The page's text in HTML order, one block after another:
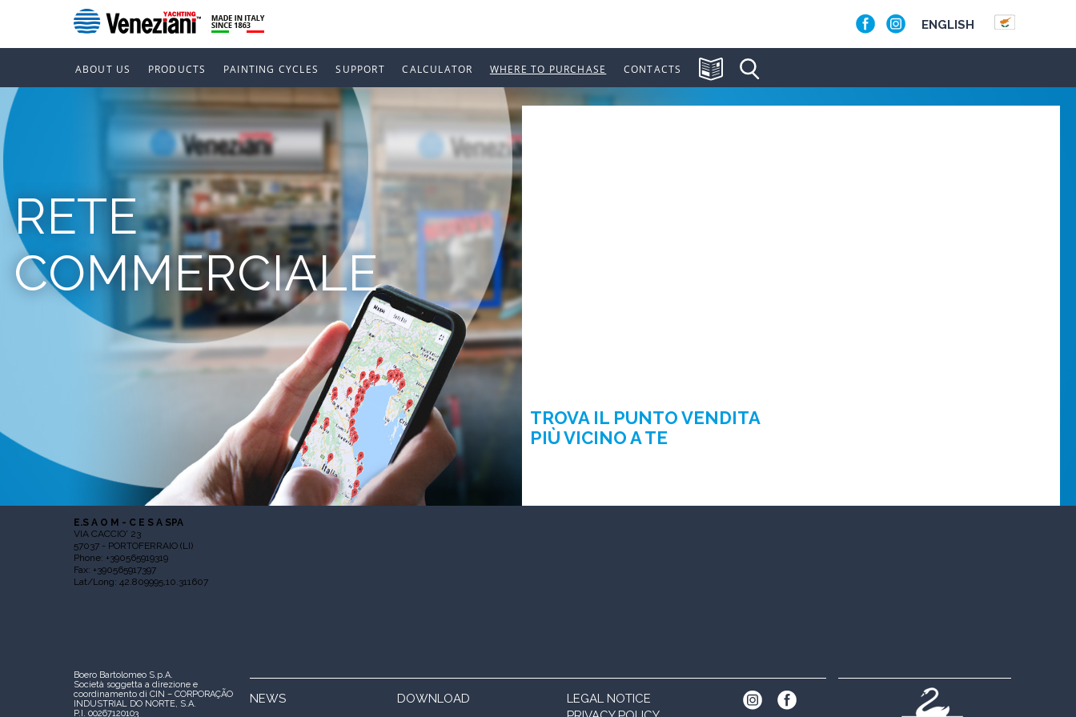
ENGLISH
ABOUT US PRODUCTS PAINTING CYCLES SUPPORT CALCULATOR WHERE TO PURCHASE CONTACTS
RETE
COMMERCIALE
TROVA IL PUNTO VENDITA
PIÙ VICINO A TE
E.S A O M - C E S A SPA
VIA CACCIO' 23
57037 - PORTOFERRAIO (LI)
Phone: +390565919319
Fax: +390565917397
Lat/Long: 42.809995,10.311607
Boero Bartolomeo S.p.A.
Società soggetta a direzione e
coordinamento di CIN – CORPORAÇÃO
INDUSTRIAL DO NORTE, S.A.
P.I. 00267120103
NEWS DOWNLOAD
LEGAL NOTICE